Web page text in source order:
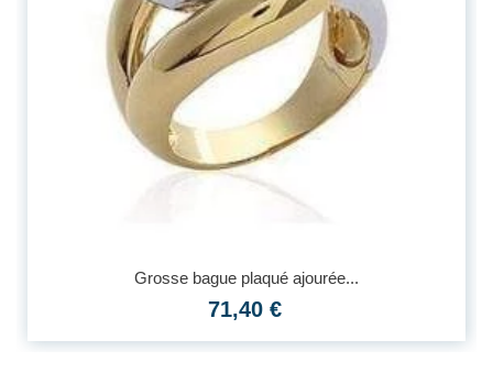
Grosse bague plaqué ajourée...
71,40 €